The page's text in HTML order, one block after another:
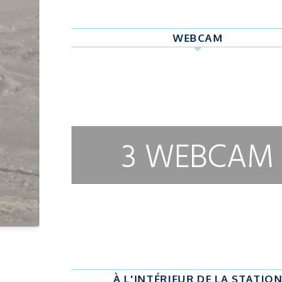
À L'INTÉRIEUR DE LA STATION
WEBCAM
3 WEBCAM